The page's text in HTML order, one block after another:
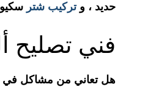
حديد ، وتركيب شتر
فني تصليح
هل تعاني من مشاكل في